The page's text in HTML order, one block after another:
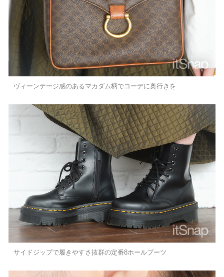
ヴィーンテージ感のあるマカダム柄でコーデに奥行きを
サイドジップで履きやすさ抜群の定番8ホールブーツ